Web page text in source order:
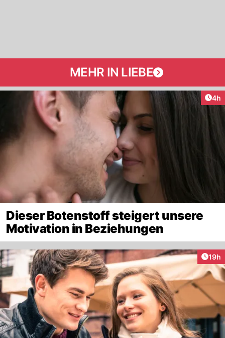
MEHR IN LIEBE
4h
Dieser Botenstoff steigert unsere
Motivation in Beziehungen
19h